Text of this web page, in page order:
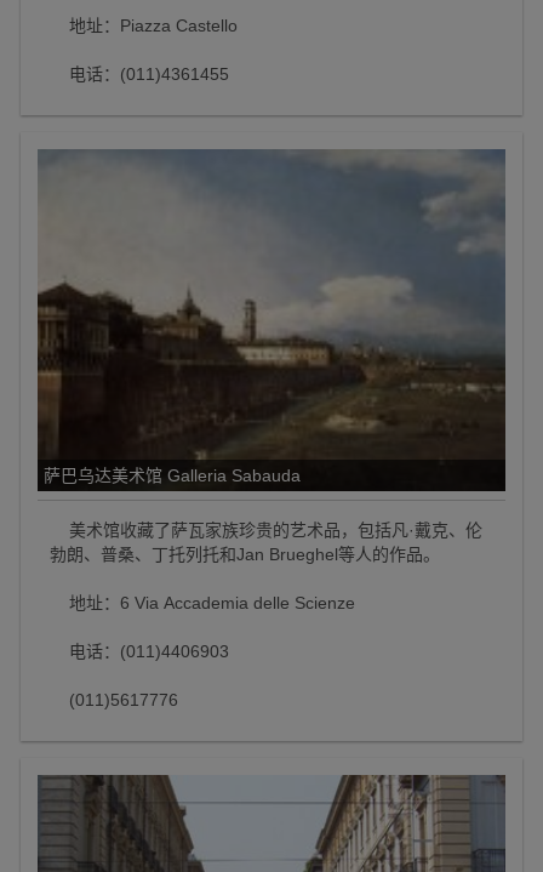
地址：Piazza Castello
电话：(011)4361455
萨巴乌达美术馆 Galleria Sabauda
美术馆收藏了萨瓦家族珍贵的艺术品，包括凡·戴克、伦
勃朗、普桑、丁托列托和Jan Brueghel等人的作品。
地址：6 Via Accademia delle Scienze
电话：(011)4406903
(011)5617776